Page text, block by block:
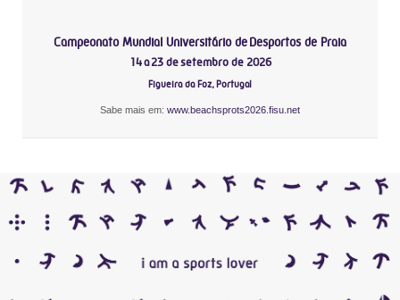
Campeonato Mundial Universitário de Desportos de Praia
14 a 23 de setembro de 2026
Figueira da Foz, Portugal
Sabe mais em: www.beachsprots2026.fisu.net